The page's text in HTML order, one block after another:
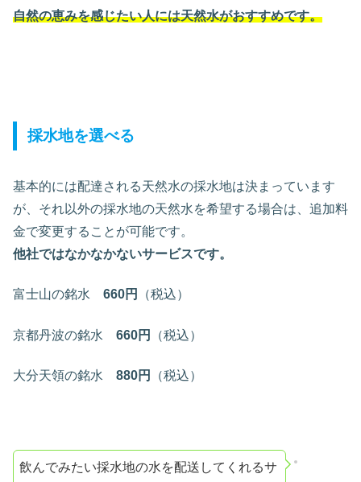
自然の恵みを感じたい人には天然水がおすすめです。
採水地を選べる
基本的には配達される天然水の採水地は決まっています
が、それ以外の採水地の天然水を希望する場合は、追加料
金で変更することが可能です。
他社ではなかなかないサービスです。
富士山の銘水 660円 （税込）
京都丹波の銘水 660円 （税込）
大分天領の銘水 880円 （税込）
飲んでみたい採水地の水を配送してくれるサ